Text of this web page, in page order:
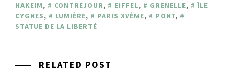
HAKEIM, CONTREJOUR, EIFFEL, GRENELLE,
ÎLE
CYGNES, LUMIÈRE, PARIS XVÈME, PONT,
STATUE DE LA LIBERTÉ
RELATED POST